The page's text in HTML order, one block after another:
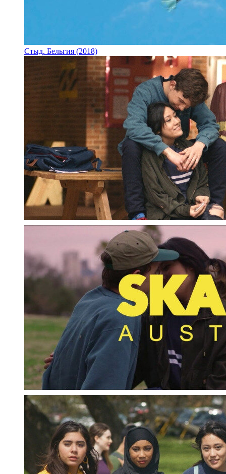
Стыд. Бельгия (2018)